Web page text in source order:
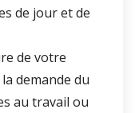
de jour et de
de votre
demande du
au travail ou